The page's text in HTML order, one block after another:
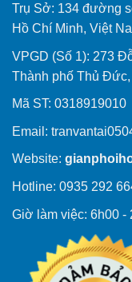
Trụ Sở: 134 đường
Hồ Chí Minh, Việt
VPGD (Số 1): 273
Thành phố Thủ
Mã ST: 0318919010
Email:
Website:
Hotline: 0935 292
Giờ làm việc: 6h00 -